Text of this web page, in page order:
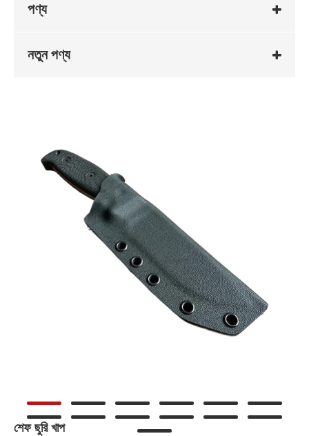
পণ্য
নতুন পণ্য
শেফ ছুরি খাপ